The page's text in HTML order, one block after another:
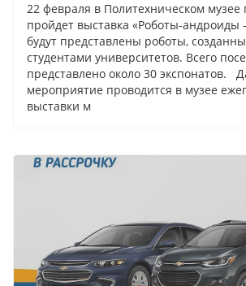
22 февраля в Политехническом музее
пройдет выставка «Роботы-андроиды
будут представлены роботы,
студентами университетов. Всего
представлено около 30 экспонатов.
мероприятие проводится в музее
выставки м